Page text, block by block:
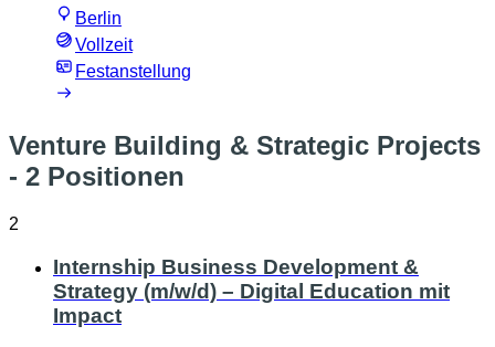
Berlin
Vollzeit
Festanstellung
Venture Building & Strategic Projects
- 2 Positionen
2
Internship Business Development &
Strategy (m/w/d) – Digital Education mit
Impact